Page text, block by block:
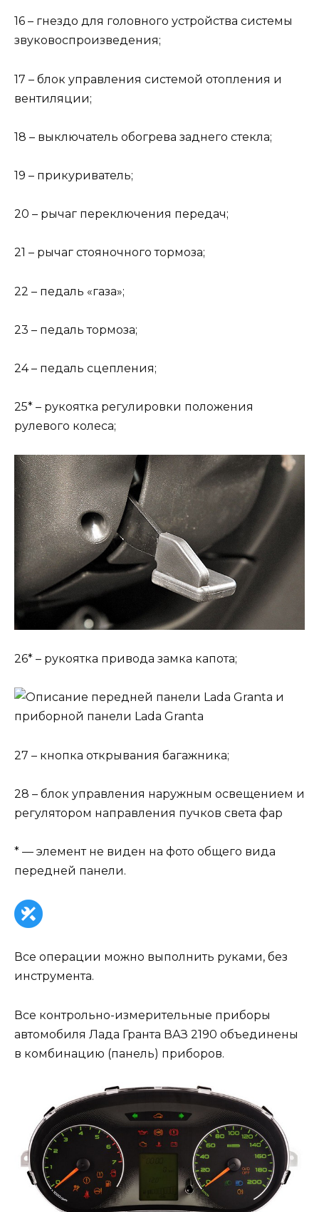
16 – гнездо для головного устройства системы
звуковоспроизведения;
17 – блок управления системой отопления и
вентиляции;
18 – выключатель обогрева заднего стекла;
19 – прикуриватель;
20 – рычаг переключения передач;
21 – рычаг стояночного тормоза;
22 – педаль «газа»;
23 – педаль тормоза;
24 – педаль сцепления;
25* – рукоятка регулировки положения
рулевого колеса;
26* – рукоятка привода замка капота;
27 – кнопка открывания багажника;
28 – блок управления наружным освещением и
регулятором направления пучков света фар
* — элемент не виден на фото общего вида
передней панели.
Все операции можно выполнить руками, без
инструмента.
Все контрольно-измерительные приборы
автомобиля Лада Гранта ВАЗ 2190 объединены
в комбинацию (панель) приборов.